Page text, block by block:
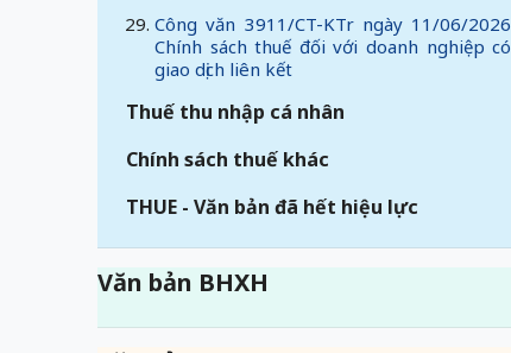
Công văn 3911/CT-KTr ngày 11/06/2026
Chính sách thuế đối với doanh nghiệp có
giao dịch liên kết
Thuế thu nhập cá nhân
Chính sách thuế khác
THUE - Văn bản đã hết hiệu lực
Văn bản BHXH